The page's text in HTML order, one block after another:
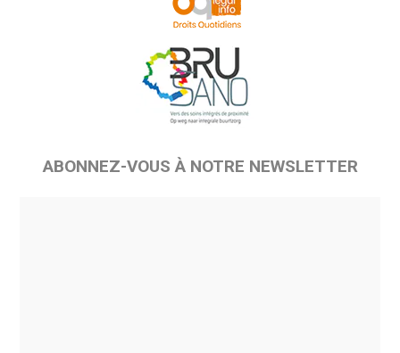
ABONNEZ-VOUS À NOTRE NEWSLETTER